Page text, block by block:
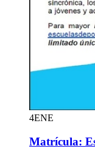
4ENE
Matrícula: